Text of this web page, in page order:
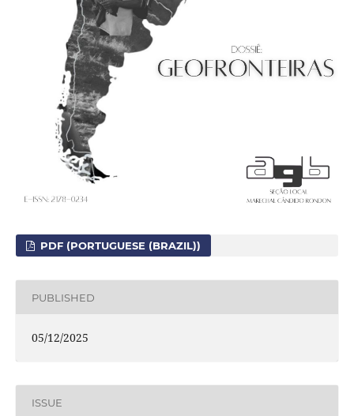
PDF (PORTUGUESE (BRAZIL))
PUBLISHED
05/12/2025
ISSUE